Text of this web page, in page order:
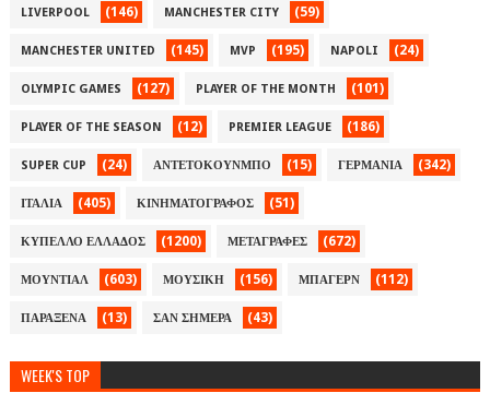
LIVERPOOL (146) MANCHESTER CITY (59)
MANCHESTER UNITED (145) MVP (195) NAPOLI (24)
OLYMPIC GAMES (127) PLAYER OF THE MONTH (101)
PLAYER OF THE SEASON (12) PREMIER LEAGUE (186)
SUPER CUP (24) ΑΝΤΕΤΟΚΟΥΝΜΠΟ (15) ΓΕΡΜΑΝΙΑ (342)
ΙΤΑΛΙΑ (405) ΚΙΝΗΜΑΤΟΓΡΑΦΟΣ (51)
ΚΥΠΕΛΛΟ ΕΛΛΑΔΟΣ (1200) ΜΕΤΑΓΡΑΦΕΣ (672)
ΜΟΥΝΤΙΑΛ (603) ΜΟΥΣΙΚΗ (156) ΜΠΑΓΕΡΝ (112)
ΠΑΡΑΞΕΝΑ (13) ΣΑΝ ΣΗΜΕΡΑ (43)
WEEK'S TOP